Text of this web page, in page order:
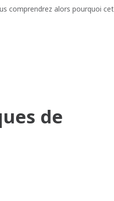
comprendrez alors pourquoi
de